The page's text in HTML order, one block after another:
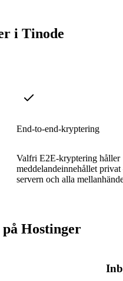
i Tinode
End-to-end-kryptering
Valfri E2E-kryptering håller
meddelandeinnehållet
servern och alla
Hostinger